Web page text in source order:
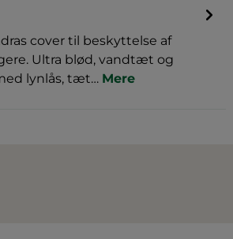
cover til beskyttelse af
Ultra blød, vandtæt og
lynlås, tæt… Mere